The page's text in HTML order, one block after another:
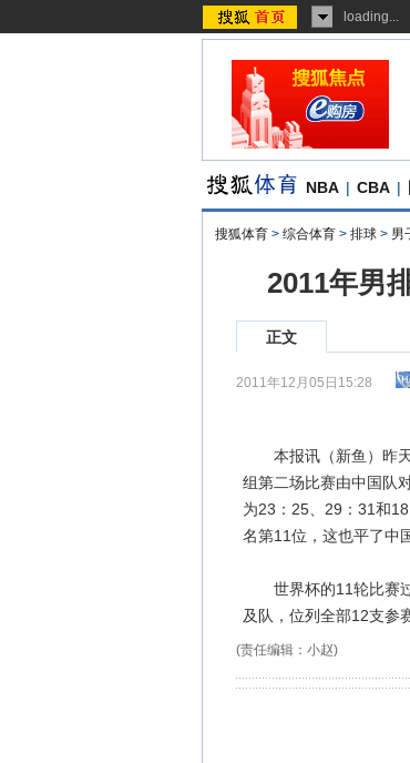
loading...
NBA | CBA |
搜狐体育 > 综合体育 > 排球 > 男
2011年男
正文
2011年12月05日15:28
本报讯（新鱼）昨天
组第二场比赛由中国队
为23：25、29：31和
名第11位，这也平了中
世界杯的11轮比赛过
及队，位列全部12支参
(责任编辑：小赵)